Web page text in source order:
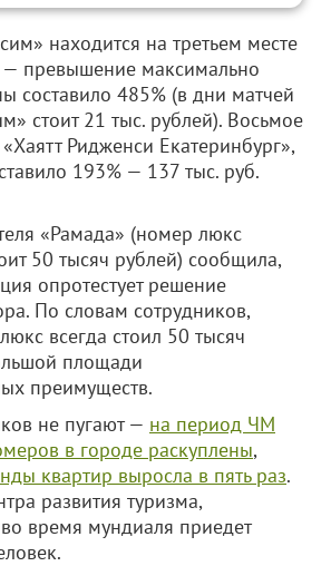
находится на третьем месте
— превышение максимально
составило 485% (в дни матчей
стоит 21 тыс. рублей). Восьмое
Ридженси Екатеринбург»,
193% — 137 тыс. руб.
«Рамада» (номер люкс
50 тысяч рублей) сообщила,
опротестует решение
По словам сотрудников,
всегда стоил 50 тысяч
площади
преимуществ.
не пугают — на период ЧМ
в городе раскуплены,
квартир выросла в пять раз.
развития туризма,
время мундиаля приедет
человек.